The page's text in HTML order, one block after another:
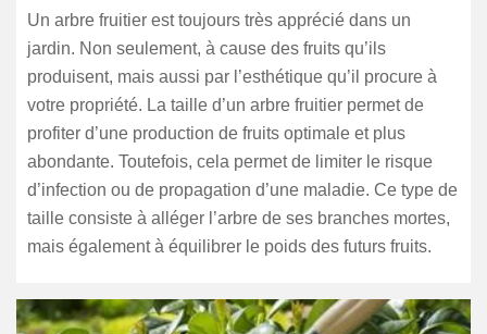
Un arbre fruitier est toujours très apprécié dans un
jardin. Non seulement, à cause des fruits qu’ils
produisent, mais aussi par l’esthétique qu’il procure à
votre propriété. La taille d’un arbre fruitier permet de
profiter d’une production de fruits optimale et plus
abondante. Toutefois, cela permet de limiter le risque
d’infection ou de propagation d’une maladie. Ce type de
taille consiste à alléger l’arbre de ses branches mortes,
mais également à équilibrer le poids des futurs fruits.